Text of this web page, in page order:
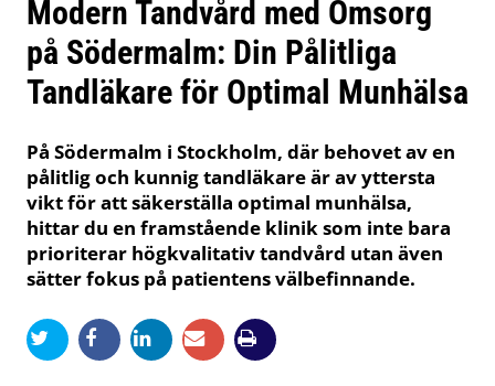
Modern Tandvård med Omsorg
på Södermalm: Din Pålitliga
Tandläkare för Optimal Munhälsa
På Södermalm i Stockholm, där behovet av en
pålitlig och kunnig tandläkare är av yttersta
vikt för att säkerställa optimal munhälsa,
hittar du en framstående klinik som inte bara
prioriterar högkvalitativ tandvård utan även
sätter fokus på patientens välbefinnande.